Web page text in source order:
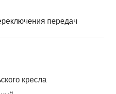
передач
кресла